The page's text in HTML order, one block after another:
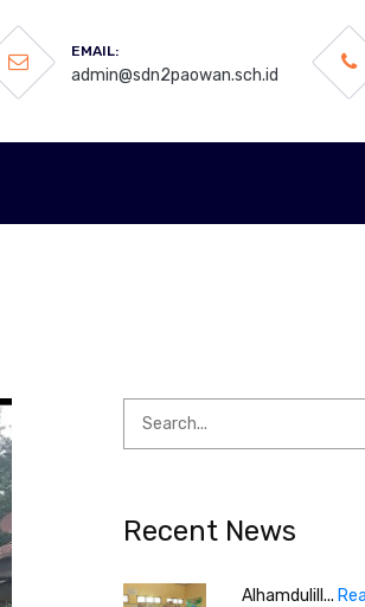
EMAIL:
admin@sdn2paowan.sch.id
Recent News
Alhamdulill...